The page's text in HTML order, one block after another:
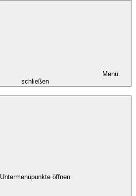
Menü
schließen
Untermenüpunkte öffnen